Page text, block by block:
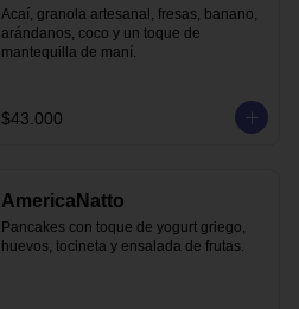
Acaí, granola artesanal, fresas, banano,
arándanos, coco y un toque de
mantequilla de maní.
$43.000
AmericaNatto
Pancakes con toque de yogurt griego,
huevos, tocineta y ensalada de frutas.